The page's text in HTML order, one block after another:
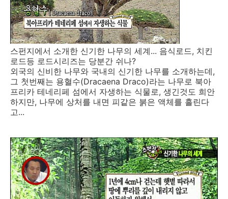
스펀지에서 소개한 신기한 나무의 세계... 음식로드, 치킨
로드등 로드시리즈는 당분간 쉬나?
외국의 신비한 나무와 국내의 신기한 나무를 소개하는데,
그 첫번째는 용혈수(Dracaena Draco)라는 나무로 북아
프리카 테네리페 섬에서 자생하는 식물로, 생긴것도 희안
하지만, 나무에 상처를 내면 피같은 붉은 액체를 흘린다
고...